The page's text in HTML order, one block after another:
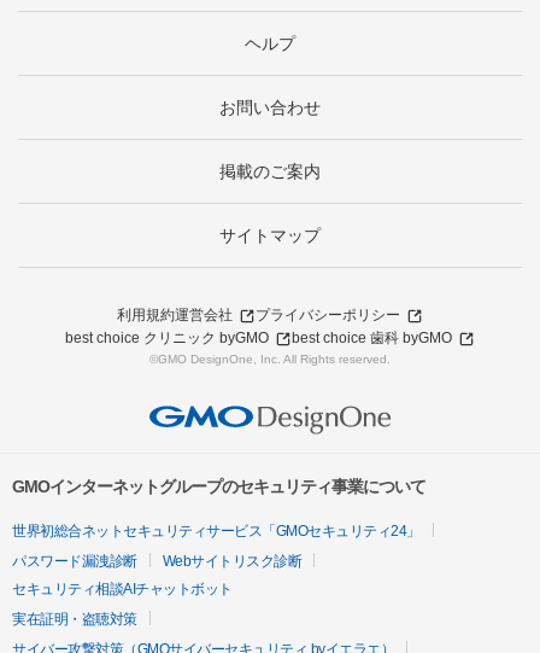
ヘルプ
お問い合わせ
掲載のご案内
サイトマップ
利用規約運営会社
プライバシーポリシー
best choice クリニック byGMO
best choice 歯科 byGMO
©GMO DesignOne, Inc. All Rights reserved.
GMOインターネットグループのセキュリティ事業について
世界初総合ネットセキュリティサービス「GMOセキュリティ24」
パスワード漏洩診断
Webサイトリスク診断
セキュリティ相談AIチャットボット
実在証明・盗聴対策
サイバー攻撃対策（GMOサイバーセキュリティ byイエラエ）